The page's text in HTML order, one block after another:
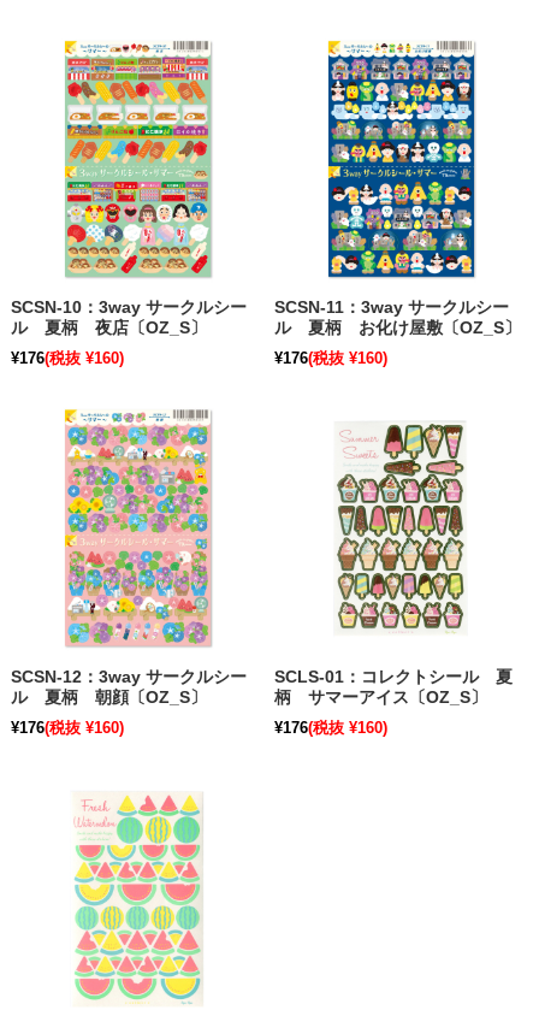
SCSN-10：3way サークルシー
ル 夏柄 夜店〔OZ_S〕
¥176(税抜 ¥160)
SCSN-11：3way サークルシー
ル 夏柄 お化け屋敷〔OZ_S〕
¥176(税抜 ¥160)
SCSN-12：3way サークルシー
ル 夏柄 朝顔〔OZ_S〕
¥176(税抜 ¥160)
SCLS-01：コレクトシール 夏
柄 サマーアイス〔OZ_S〕
¥176(税抜 ¥160)